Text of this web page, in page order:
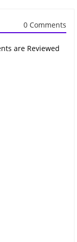
0 Comments
are Reviewed